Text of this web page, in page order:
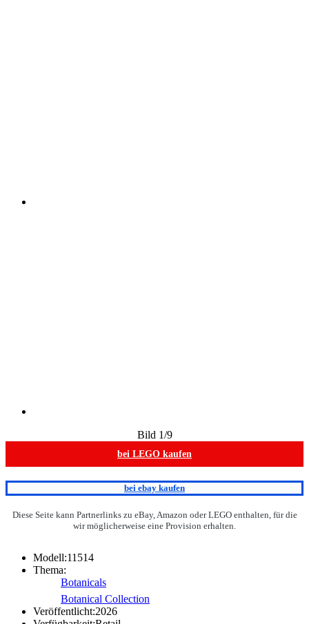
Bild 1/9
bei LEGO kaufen
bei ebay kaufen
Diese Seite kann Partnerlinks zu eBay, Amazon oder LEGO enthalten, für die
wir möglicherweise eine Provision erhalten.
Modell:11514
Thema:
Botanicals
Botanical Collection
Veröffentlicht:2026